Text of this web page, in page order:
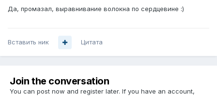
Да, промазал, выравнивание волокна по сердцевине :)
Вставить ник Цитата
Join the conversation
You can post now and register later. If you have an account,